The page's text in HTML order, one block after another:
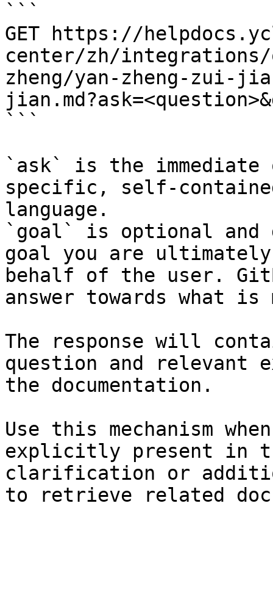
```
GET https://
center/zh/
zheng/yan-zheng-
```
`ask` is the
specific, self-
language.
`goal` is optional and
goal you are
behalf of the user.
answer towards what
The response will
question and relevant
the documentation.
Use this mechanism
explicitly present in
clarification or